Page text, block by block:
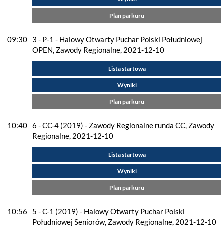
Plan parkuru
09:30
3 - P-1 - Halowy Otwarty Puchar Polski Południowej
OPEN, Zawody Regionalne, 2021-12-10
Lista startowa
Wyniki
Plan parkuru
10:40 6 - CC-4 (2019) - Zawody Regionalne runda CC, Zawody
Regionalne, 2021-12-10
Lista startowa
Wyniki
Plan parkuru
10:56
5 - C-1 (2019) - Halowy Otwarty Puchar Polski
Południowej Seniorów, Zawody Regionalne, 2021-12-10